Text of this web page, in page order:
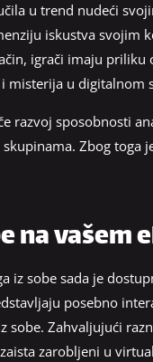
u trend nudeći
iskustva svojim
igrači imaju
misterija u digitalnom
razvoj sposobnosti
Zbog toga
na vašem
iz sobe sada je
posebno
sobe. Zahvaljujući
zarobljeni u